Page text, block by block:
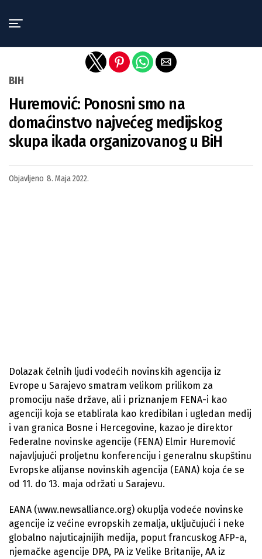
BIH
Huremović: Ponosni smo na
domaćinstvo najvećeg medijskog
skupa ikada organizovanog u BiH
Objavljeno 8. Maja 2022.
Dolazak čelnih ljudi vodećih novinskih agencija iz
Evrope u Sarajevo smatram velikom prilikom za
promociju naše države, ali i priznanjem FENA-i kao
agenciji koja se etablirala kao kredibilan i ugledan medij
i van granica Bosne i Hercegovine, kazao je direktor
Federalne novinske agencije (FENA) Elmir Huremović
najavljujući proljetnu konferenciju i generalnu skupštinu
Evropske alijanse novinskih agencija (EANA) koja će se
od 11. do 13. maja održati u Sarajevu.
EANA (www.newsalliance.org) okuplja vodeće novinske
agencije iz većine evropskih zemalja, uključujući i neke
globalno najuticajnijih medija, poput francuskog AFP-a,
njemačke agencije DPA, PA iz Velike Britanije, AA iz